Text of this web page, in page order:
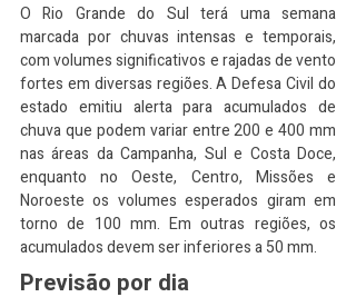
O Rio Grande do Sul terá uma semana
marcada por chuvas intensas e temporais,
com volumes significativos e rajadas de vento
fortes em diversas regiões. A Defesa Civil do
estado emitiu alerta para acumulados de
chuva que podem variar entre 200 e 400 mm
nas áreas da Campanha, Sul e Costa Doce,
enquanto no Oeste, Centro, Missões e
Noroeste os volumes esperados giram em
torno de 100 mm. Em outras regiões, os
acumulados devem ser inferiores a 50 mm.
Previsão por dia